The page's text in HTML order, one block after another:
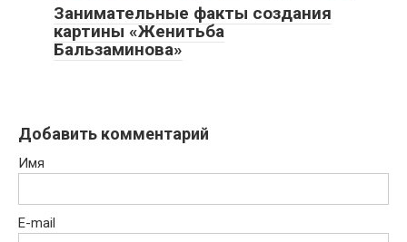
Занимательные факты создания
картины «Женитьба
Бальзаминова»
Добавить комментарий
Имя
E-mail